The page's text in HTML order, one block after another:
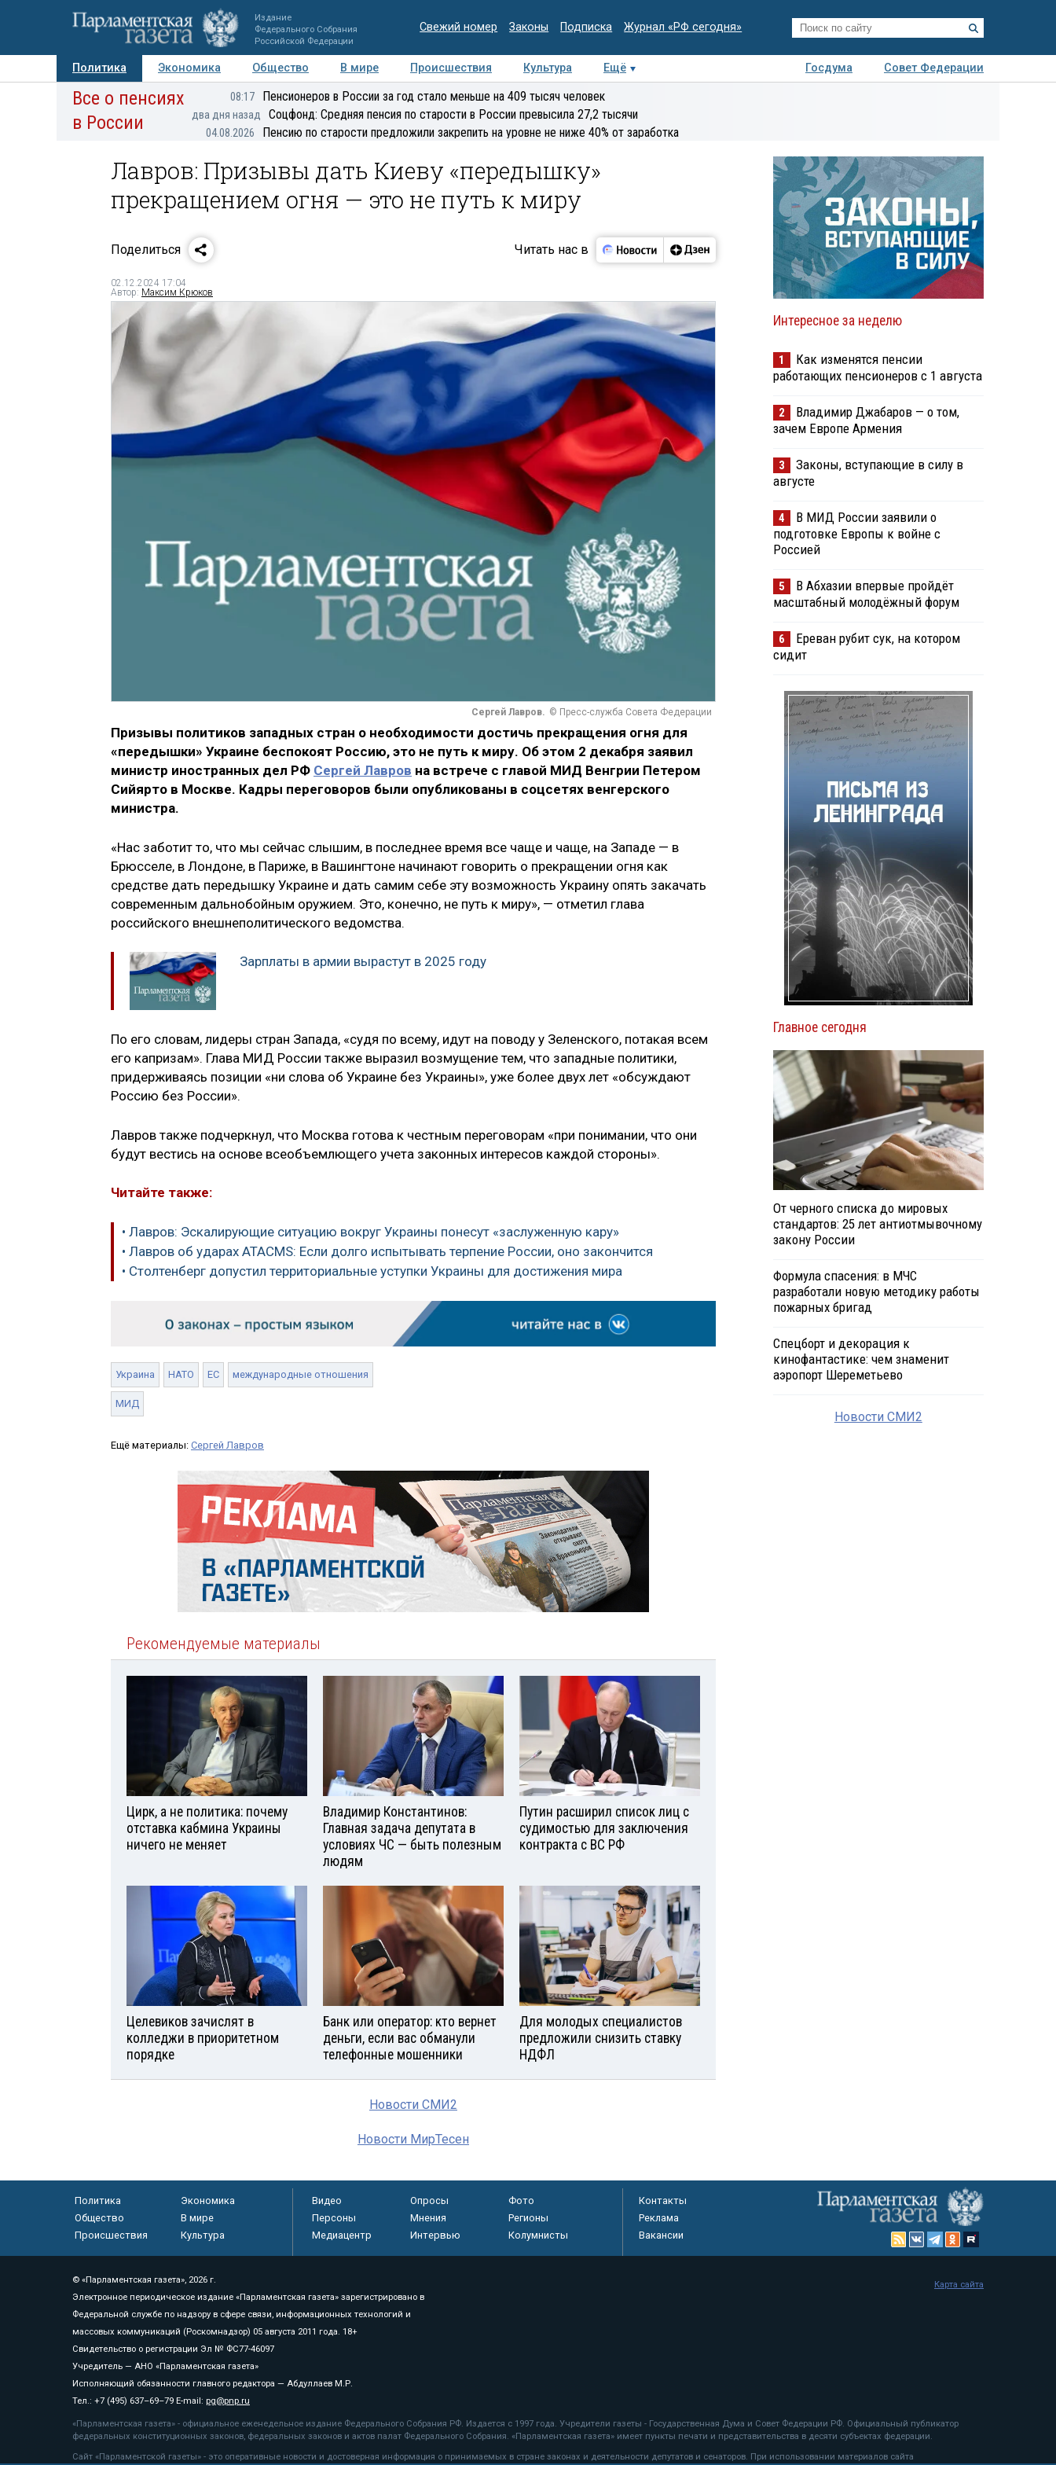
Издание
Федерального Собрания
Российской Федерации
Свежий номер Законы Подписка Журнал «РФ сегодня»
Политика Экономика Общество В мире Происшествия Культура Ещё Госдума
Совет Федерации
Авторы Персоны Мнения Регионы Медиацентр Интервью Колумнисты
Все о пенсиях
в России
08:17 Пенсионеров в России за год стало меньше на 409 тысяч человек
два дня назад Соцфонд: Средняя пенсия по старости в России превысила 27,2 тысячи
04.08.2026 Пенсию по старости предложили закрепить на уровне не ниже 40% от заработка
Лавров: Призывы дать Киеву «передышку»
прекращением огня — это не путь к миру
Поделиться Читать нас в
02.12.2024 17:04
Автор: Максим Крюков
Сергей Лавров. © Пресс-служба Совета Федерации
Призывы политиков западных стран о необходимости достичь прекращения огня для
«передышки» Украине беспокоят Россию, это не путь к миру. Об этом 2 декабря заявил
министр иностранных дел РФ Сергей Лавров на встрече с главой МИД Венгрии Петером
Сийярто в Москве. Кадры переговоров были опубликованы в соцсетях венгерского
министра.
«Нас заботит то, что мы сейчас слышим, в последнее время все чаще и чаще, на Западе — в
Брюсселе, в Лондоне, в Париже, в Вашингтоне начинают говорить о прекращении огня как
средстве дать передышку Украине и дать самим себе эту возможность Украину опять закачать
современным дальнобойным оружием. Это, конечно, не путь к миру», — отметил глава
российского внешнеполитического ведомства.
Зарплаты в армии вырастут в 2025 году
По его словам, лидеры стран Запада, «судя по всему, идут на поводу у Зеленского, потакая всем
его капризам». Глава МИД России также выразил возмущение тем, что западные политики,
придерживаясь позиции «ни слова об Украине без Украины», уже более двух лет «обсуждают
Россию без России».
Лавров также подчеркнул, что Москва готова к честным переговорам «при понимании, что они
будут вестись на основе всеобъемлющего учета законных интересов каждой стороны».
Читайте также:
• Лавров: Эскалирующие ситуацию вокруг Украины понесут «заслуженную кару»
• Лавров об ударах ATACMS: Если долго испытывать терпение России, оно закончится
• Столтенберг допустил территориальные уступки Украины для достижения мира
Украина НАТО ЕС международные отношения
МИД
Ещё материалы: Сергей Лавров
Рекомендуемые материалы
Цирк, а не политика: почему
отставка кабмина Украины
ничего не меняет
Владимир Константинов:
Главная задача депутата в
условиях ЧС — быть полезным
людям
Путин расширил список лиц с
судимостью для заключения
контракта с ВС РФ
Целевиков зачислят в
колледжи в приоритетном
порядке
Банк или оператор: кто вернет
деньги, если вас обманули
телефонные мошенники
Для молодых специалистов
предложили снизить ставку
НДФЛ
Новости СМИ2
Новости МирТесен
Интересное за неделю
1
Как изменятся пенсии
работающих пенсионеров с 1 августа
2
Владимир Джабаров — о том,
зачем Европе Армения
3
Законы, вступающие в силу в
августе
4
В МИД России заявили о
подготовке Европы к войне с
Россией
5
В Абхазии впервые пройдёт
масштабный молодёжный форум
6
Ереван рубит сук, на котором
сидит
Главное сегодня
От черного списка до мировых
стандартов: 25 лет антиотмывочному
закону России
Формула спасения: в МЧС
разработали новую методику работы
пожарных бригад
Спецборт и декорация к
кинофантастике: чем знаменит
аэропорт Шереметьево
Новости СМИ2
Политика
Экономика
Общество
В мире
Происшествия
Культура
Видео Опросы
Фото
Персоны
Мнения
Регионы
Медиацентр
Интервью Колумнисты
Контакты
Реклама
Вакансии
© «Парламентская газета», 2026 г.
Электронное периодическое издание «Парламентская газета» зарегистрировано в
Федеральной службе по надзору в сфере связи, информационных технологий и
массовых коммуникаций (Роскомнадзор) 05 августа 2011 года. 18+
Свидетельство о регистрации Эл № ФС77-46097
Учредитель — АНО «Парламентская газета»
Исполняющий обязанности главного редактора — Абдуллаев М.Р.
Тел.: +7 (495) 637–69–79 E-mail: pg@pnp.ru
«Парламентская газета» - официальное еженедельное издание Федерального Собрания РФ. Издается с 1997 года. Учредители газеты - Государственная Дума и Совет Федерации РФ. Официальный публикатор
федеральных конституционных законов, федеральных законов и актов палат Федерального Собрания. «Парламентская газета» имеет пункты печати и представительства в десяти субъектах федерации.
Сайт «Парламентской газеты» - это оперативные новости и достоверная информация о принимаемых в стране законах и деятельности депутатов и сенаторов. При использовании материалов сайта
Карта сайта